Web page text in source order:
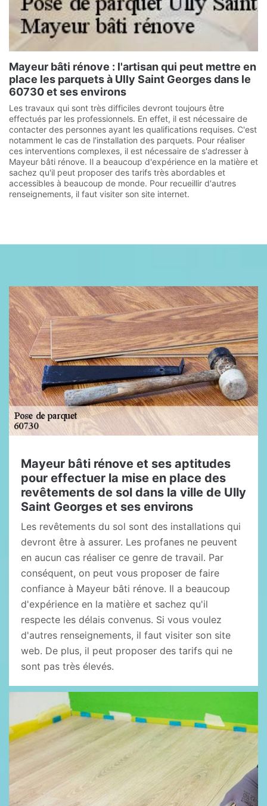
Mayeur bâti rénove : l'artisan qui peut mettre en
place les parquets à Ully Saint Georges dans le
60730 et ses environs
Les travaux qui sont très difficiles devront toujours être
effectués par les professionnels. En effet, il est nécessaire de
contacter des personnes ayant les qualifications requises. C'est
notamment le cas de l'installation des parquets. Pour réaliser
ces interventions complexes, il est nécessaire de s'adresser à
Mayeur bâti rénove. Il a beaucoup d'expérience en la matière et
sachez qu'il peut proposer des tarifs très abordables et
accessibles à beaucoup de monde. Pour recueillir d'autres
renseignements, il faut visiter son site internet.
Mayeur bâti rénove et ses aptitudes
pour effectuer la mise en place des
revêtements de sol dans la ville de Ully
Saint Georges et ses environs
Les revêtements du sol sont des installations qui
devront être à assurer. Les profanes ne peuvent
en aucun cas réaliser ce genre de travail. Par
conséquent, on peut vous proposer de faire
confiance à Mayeur bâti rénove. Il a beaucoup
d'expérience en la matière et sachez qu'il
respecte les délais convenus. Si vous voulez
d'autres renseignements, il faut visiter son site
web. De plus, il peut proposer des tarifs qui ne
sont pas très élevés.